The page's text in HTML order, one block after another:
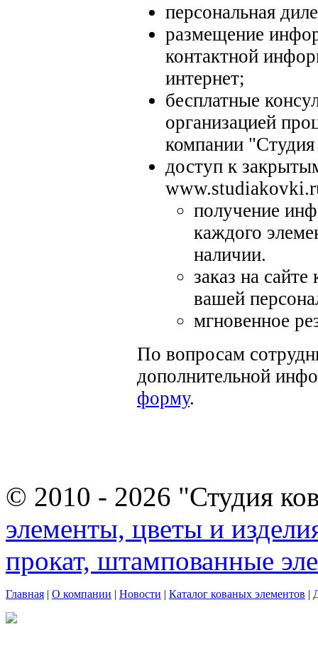
персональная
размещение
контактной
интернет;
бесплатные
организацией
компании
доступ к
получение
каждого
наличии.
заказ на
вашей
мгновенное
По вопросам
дополнительной
форму.
© 2010 - 2026 "Студия
элементы, цветы и
прокат, штампованные
Главная | О компании | Новости | Каталог кованых элементов |